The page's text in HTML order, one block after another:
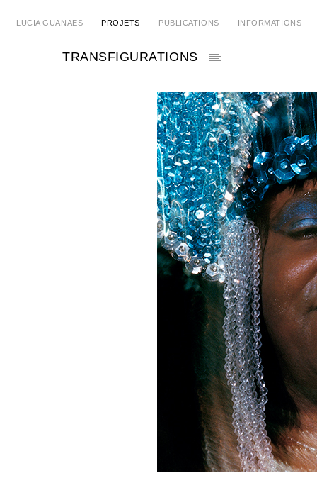
LUCIA GUANAES PROJETS PUBLICATIONS INFORMATIONS
TRANSFIGURATIONS